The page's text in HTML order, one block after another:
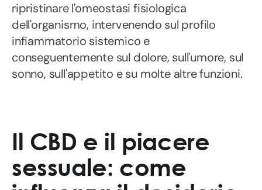
ripristinare l'omeostasi fisiologica
dell'organismo, intervenendo sul profilo
infiammatorio sistemico e
conseguentemente sul dolore, sull'umore, sul
sonno, sull'appetito e su molte altre funzioni.
Il CBD e il piacere
sessuale: come